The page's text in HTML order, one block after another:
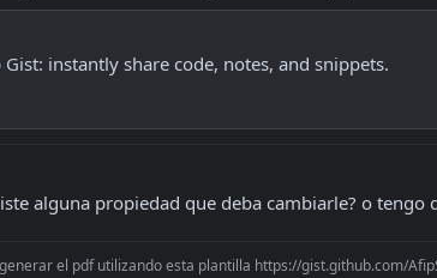
instantly share code, notes, and snippets.
alguna propiedad que deba cambiarle? o tengo
el pdf utilizando esta plantilla https://gist.github.com/